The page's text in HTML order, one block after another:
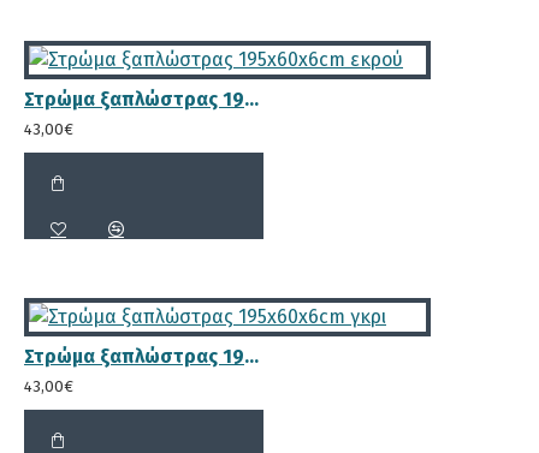
έντομα, σκόρος) που διαβρώνουν το ξύλο. Με
αυτόν τον τρόπο εξασφαλίζουμε τημέγιστη
διάρκεια ζωής. Συνοπτικά τα πλεονεκτήματα
αυτής της ξύλινης ξαπλώστρας είναι:
Ο κορμός αποτελείται από δύο
κομμάτια συνολικής διάστασης 9.2 x
3.6cm για μεγαλύτερη αντοχή στο
νευρώσεων και νερών του ξύλου
Στρώμα ξαπλώστρας 195x60x6cm εκρού
43,00€
Στρώμα ξαπλώστρας 195x60x6cm γκρι
43,00€